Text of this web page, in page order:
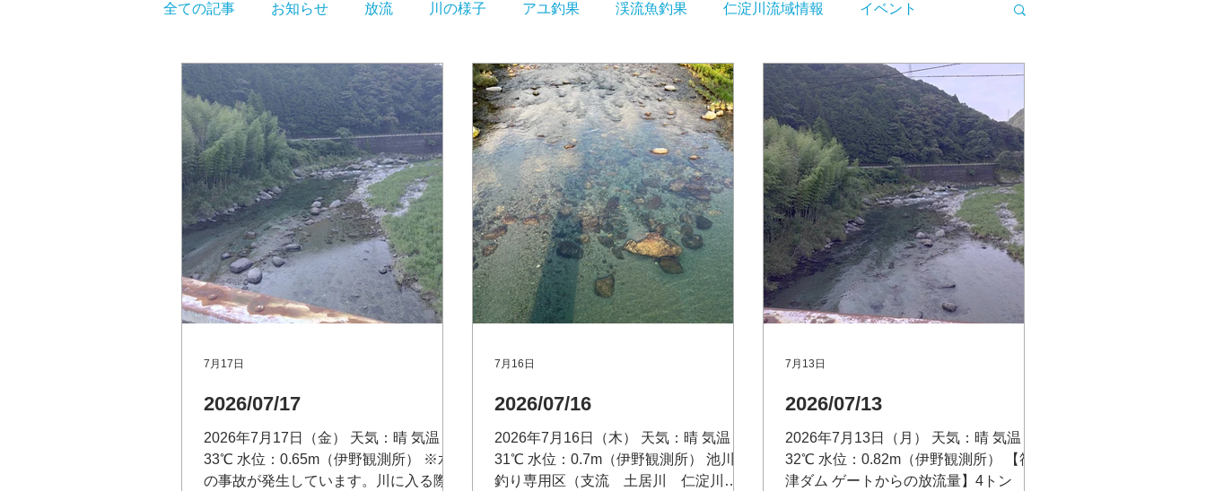
全ての記事 お知らせ 放流 川の様子 アユ釣果 渓流魚釣果 仁淀川流域情報 イベント
メディア
2026/07/17
2026年7月17日（金） 天気：晴 気温：
33℃ 水位：0.65m（伊野観測所） ※水
の事故が発生しています。川に入る際は
7月17日
2026/07/16
2026年7月16日（木） 天気：晴 気温：
31℃ 水位：0.7m（伊野観測所） 池川友
釣り専用区（支流 土居川 仁淀川
7月16日
2026/07/13
2026年7月13日（月） 天気：晴 気温：
32℃ 水位：0.82m（伊野観測所） 【筏
津ダム ゲートからの放流量】4トン
7月13日